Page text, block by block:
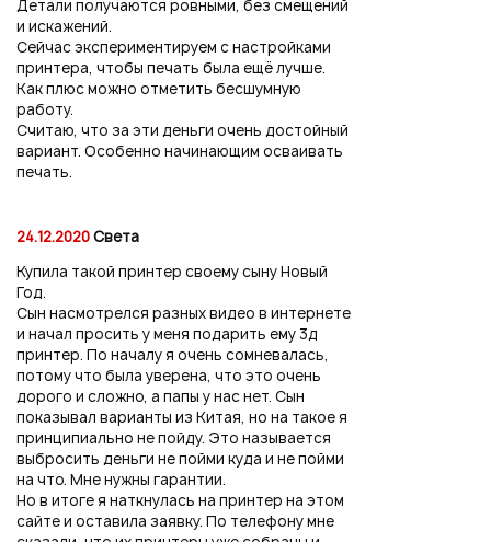
Детали получаются ровными, без смещений
и искажений.
Сейчас экспериментируем с настройками
принтера, чтобы печать была ещё лучше.
Как плюс можно отметить бесшумную
работу.
Считаю, что за эти деньги очень достойный
вариант. Особенно начинающим осваивать
печать.
24.12.2020Света
Купила такой принтер своему сыну Новый
Год.
Сын насмотрелся разных видео в интернете
и начал просить у меня подарить ему 3д
принтер. По началу я очень сомневалась,
потому что была уверена, что это очень
дорого и сложно, а папы у нас нет. Сын
показывал варианты из Китая, но на такое я
принципиально не пойду. Это называется
выбросить деньги не пойми куда и не пойми
на что. Мне нужны гарантии.
Но в итоге я наткнулась на принтер на этом
сайте и оставила заявку. По телефону мне